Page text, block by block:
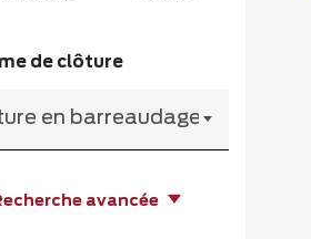
de clôture
en barreaudage
avancée